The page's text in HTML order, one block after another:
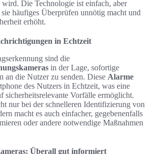
wird. Die Technologie ist einfach, aber
häufiges Überprüfen unnötig macht und
erhöht.
in Echtzeit
sind die
in der Lage, sofortige
an die Nutzer zu senden. Diese Alarme
des Nutzers in Echtzeit, was eine
sicherheitsrelevante Vorfälle ermöglicht.
nur bei der schnelleren Identifizierung von
macht es auch einfacher, gegebenenfalls
oder andere notwendige Maßnahmen
Überall gut informiert